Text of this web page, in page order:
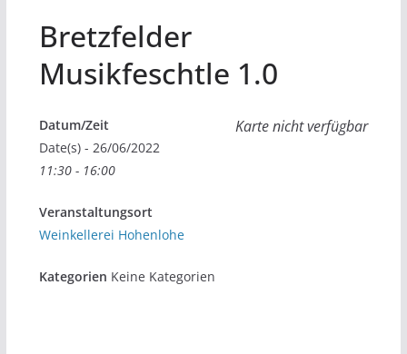
Bretzfelder
Musikfeschtle 1.0
Karte nicht verfügbar
Datum/Zeit
Date(s) - 26/06/2022
11:30 - 16:00
Veranstaltungsort
Weinkellerei Hohenlohe
Kategorien Keine Kategorien